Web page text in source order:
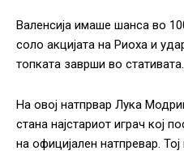
Валенсија имаше шанса во
соло акцијата на Риоха и
топката заврши во стативата.
На овој натпрвар Лука
стана најстариот играч кој
на официјален натпревар.